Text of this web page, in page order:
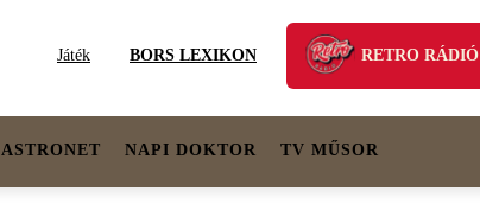
Játék BORS LEXIKON RETRO RÁDIÓ
ASTRONET NAPI DOKTOR TV MŰSOR